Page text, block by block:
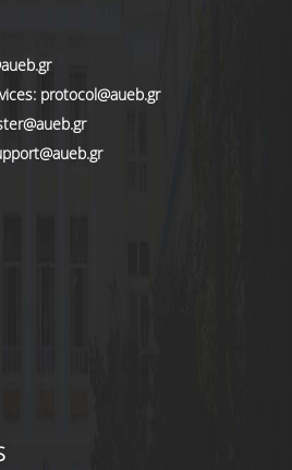
protocol@aueb.gr